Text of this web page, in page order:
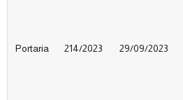
Portaria 214/2023 29/09/2023